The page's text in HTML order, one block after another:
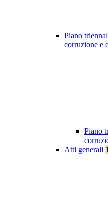
Piano
corruzione e
Piano
Atti generali